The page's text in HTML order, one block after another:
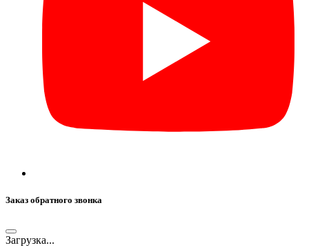
Заказ обратного звонка
Загрузка...